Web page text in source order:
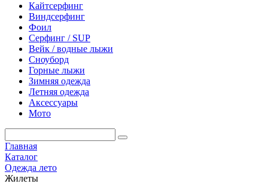
Кайтсерфинг
Виндсерфинг
Фоил
Серфинг / SUP
Вейк / водные лыжи
Сноуборд
Горные лыжи
Зимняя одежда
Летняя одежда
Аксессуары
Мото
Главная
Каталог
Одежда лето
Жилеты